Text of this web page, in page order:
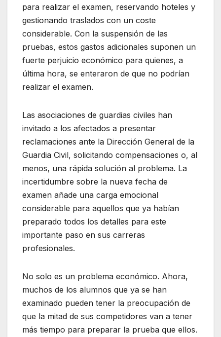
para realizar el examen, reservando hoteles y
gestionando traslados con un coste
considerable. Con la suspensión de las
pruebas, estos gastos adicionales suponen un
fuerte perjuicio económico para quienes, a
última hora, se enteraron de que no podrían
realizar el examen.
Las asociaciones de guardias civiles han
invitado a los afectados a presentar
reclamaciones ante la Dirección General de la
Guardia Civil, solicitando compensaciones o, al
menos, una rápida solución al problema. La
incertidumbre sobre la nueva fecha de
examen añade una carga emocional
considerable para aquellos que ya habían
preparado todos los detalles para este
importante paso en sus carreras
profesionales.
No solo es un problema económico. Ahora,
muchos de los alumnos que ya se han
examinado pueden tener la preocupación de
que la mitad de sus competidores van a tener
más tiempo para preparar la prueba que ellos.